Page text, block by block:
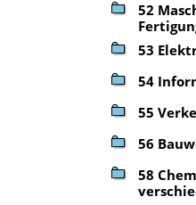
52
53
54
55
56
58